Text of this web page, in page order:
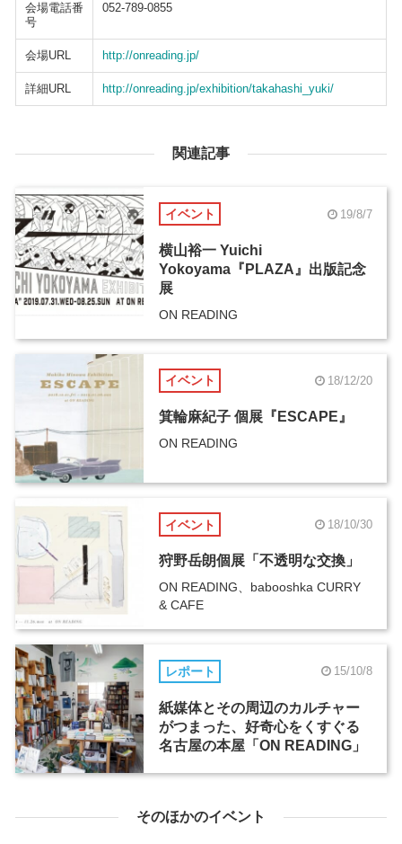
会場電話番
号
052-789-0855
会場URL http://onreading.jp/
詳細URL http://onreading.jp/exhibition/takahashi_yuki/
関連記事
イベント 19/8/7
横山裕一 Yuichi
Yokoyama『PLAZA』出版記念
展
ON READING
イベント 18/12/20
箕輪麻紀子 個展『ESCAPE』
ON READING
イベント 18/10/30
狩野岳朗個展「不透明な交換」
ON READING、babooshka CURRY
& CAFE
レポート 15/10/8
紙媒体とその周辺のカルチャー
がつまった、好奇心をくすぐる
名古屋の本屋「ON READING」
そのほかのイベント